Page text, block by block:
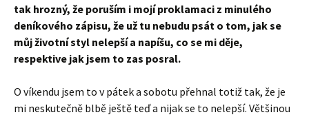
tak hrozný, že poruším i mojí proklamaci z minulého
deníkového zápisu, že už tu nebudu psát o tom, jak se
můj životní styl nelepší a napíšu, co se mi děje,
respektive jak jsem to zas posral.
O víkendu jsem to v pátek a sobotu přehnal totiž tak, že je
mi neskutečně blbě ještě teď a nijak se to nelepší. Většinou